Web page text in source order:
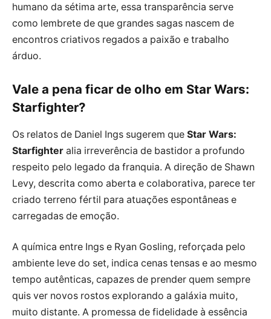
humano da sétima arte, essa transparência serve
como lembrete de que grandes sagas nascem de
encontros criativos regados a paixão e trabalho
árduo.
Vale a pena ficar de olho em Star Wars:
Starfighter?
Os relatos de Daniel Ings sugerem que Star Wars:
Starfighter alia irreverência de bastidor a profundo
respeito pelo legado da franquia. A direção de Shawn
Levy, descrita como aberta e colaborativa, parece ter
criado terreno fértil para atuações espontâneas e
carregadas de emoção.
A química entre Ings e Ryan Gosling, reforçada pelo
ambiente leve do set, indica cenas tensas e ao mesmo
tempo autênticas, capazes de prender quem sempre
quis ver novos rostos explorando a galáxia muito,
muito distante. A promessa de fidelidade à essência